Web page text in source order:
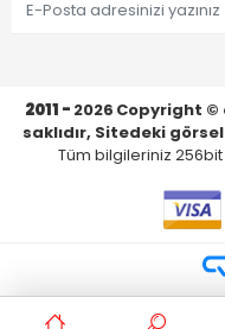
2011 - 2026 Copyright ©
saklıdır, Sitedeki
Tüm bilgileriniz 256bit